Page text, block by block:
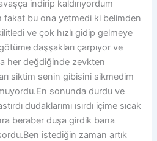
indirip kaldırıyordum
fakat bu ona yetmedi ki belimden
ve çok hızlı gidip gelmeye
daşşakları çarpıyor ve
her değdiğinde zevkten
siktim senin gibisini sikmedim
sonunda durdu ve
dudaklarımı ısırdı içime sıcak
beraber duşa girdik bana
istediğin zaman artık